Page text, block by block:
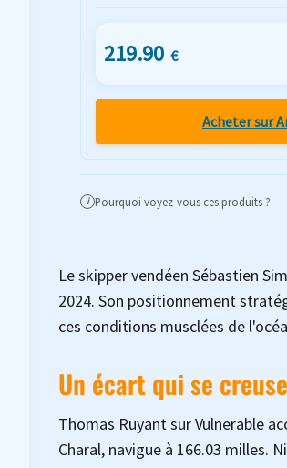
219.90 €
Acheter sur
i Pourquoi voyez-vous ces produits ?
Le skipper vendéen Sébastien
2024. Son positionnement
ces conditions musclées de
Un écart qui se
Thomas Ruyant sur Vulnerable
Charal, navigue à 166.03 milles.